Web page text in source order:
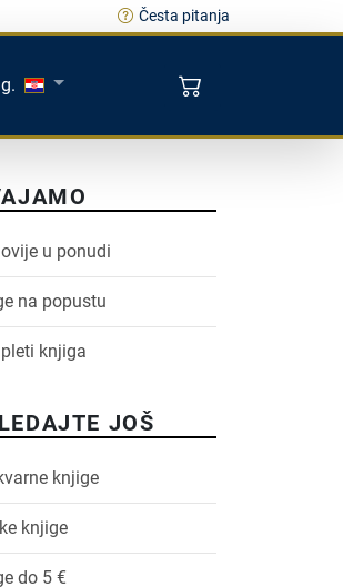
Česta pitanja
u ponudi
na popustu
knjiga
JOŠ
knjige
knjige
do 5 €